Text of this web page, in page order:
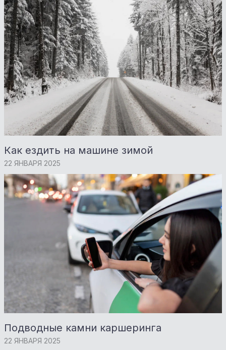
Как ездить на машине зимой
22 ЯНВАРЯ 2025
Подводные камни каршеринга
22 ЯНВАРЯ 2025